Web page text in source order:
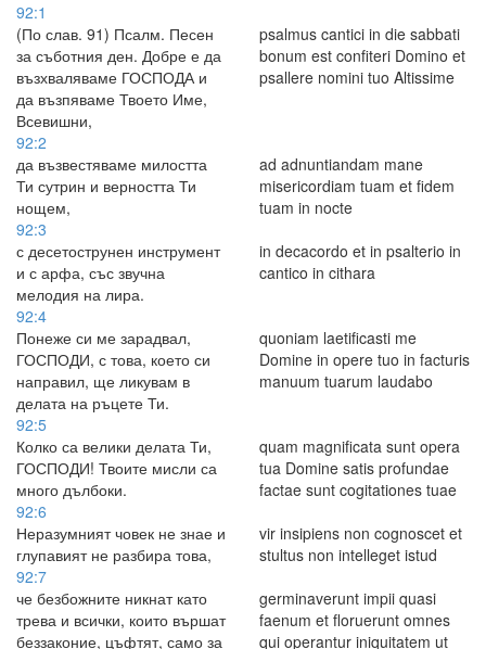
92:1
(По слав. 91) Псалм. Песен
за съботния ден. Добре е да
възхваляваме ГОСПОДА и
да възпяваме Твоето Име,
Всевишни,
psalmus cantici in die sabbati
bonum est confiteri Domino et
psallere nomini tuo Altissime
92:2
да възвестяваме милостта
Ти сутрин и верността Ти
нощем,
ad adnuntiandam mane
misericordiam tuam et fidem
tuam in nocte
92:3
с десетострунен инструмент
и с арфа, със звучна
мелодия на лира.
in decacordo et in psalterio in
cantico in cithara
92:4
Понеже си ме зарадвал,
ГОСПОДИ, с това, което си
направил, ще ликувам в
делата на ръцете Ти.
quoniam laetificasti me
Domine in opere tuo in facturis
manuum tuarum laudabo
92:5
Колко са велики делата Ти,
ГОСПОДИ! Твоите мисли са
много дълбоки.
quam magnificata sunt opera
tua Domine satis profundae
factae sunt cogitationes tuae
92:6
Неразумният човек не знае и
глупавият не разбира това,
vir insipiens non cognoscet et
stultus non intelleget istud
92:7
че безбожните никнат като
трева и всички, които вършат
беззаконие, цъфтят, само за
germinaverunt impii quasi
faenum et floruerunt omnes
qui operantur iniquitatem ut